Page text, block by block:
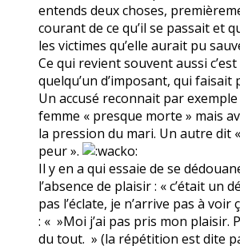
entends deux choses,
courant de ce qu’il se passait et
les victimes qu’elle aurait pu
Ce qui revient souvent aussi
quelqu’un d’imposant, qui faisait
Un accusé reconnait par
femme « presque morte » mais
la pression du mari. Un autre dit «
peur ».
Il y en a qui essaie de se
l’absence de plaisir : « c’était un
pas l’éclate, je n’arrive pas à voir
: « »Moi j’ai pas pris mon plaisir.
du tout. » (la répétition est dite